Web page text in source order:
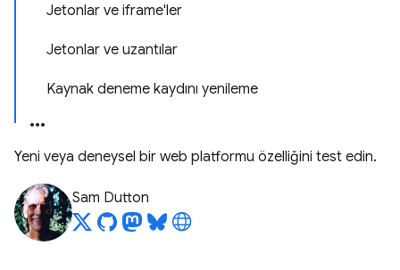
Jetonlar ve iframe'ler
Jetonlar ve uzantılar
Kaynak deneme kaydını yenileme
Yeni veya deneysel bir web platformu özelliğini test edin.
Sam Dutton